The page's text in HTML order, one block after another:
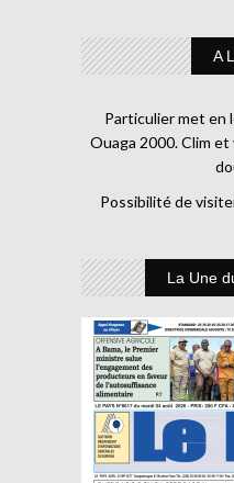
A
Particulier met en
Ouaga 2000. Clim
Possibilité de
La Une